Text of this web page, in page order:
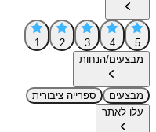
5
4
3
2
1
מבצעים/הנחות
מבצעים
ספרייה ציבורית
עלו לאתר